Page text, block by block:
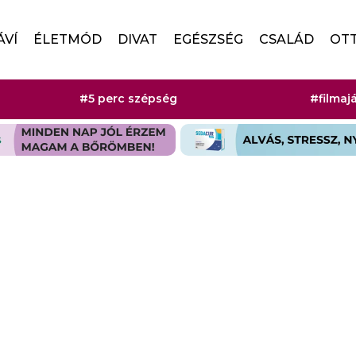
ÉLETMÓD DIVAT EGÉSZSÉG CSALÁD
#5 perc szépség